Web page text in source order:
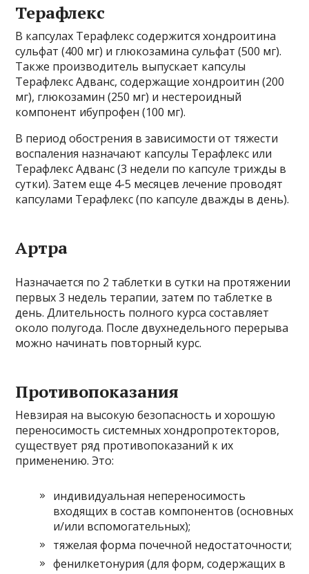
Терафлекс
В капсулах Терафлекс содержится хондроитина
сульфат (400 мг) и глюкозамина сульфат (500 мг).
Также производитель выпускает капсулы
Терафлекс Адванс, содержащие хондроитин (200
мг), глюкозамин (250 мг) и нестероидный
компонент ибупрофен (100 мг).
В период обострения в зависимости от тяжести
воспаления назначают капсулы Терафлекс или
Терафлекс Адванс (3 недели по капсуле трижды в
сутки). Затем еще 4-5 месяцев лечение проводят
капсулами Терафлекс (по капсуле дважды в день).
Артра
Назначается по 2 таблетки в сутки на протяжении
первых 3 недель терапии, затем по таблетке в
день. Длительность полного курса составляет
около полугода. После двухнедельного перерыва
можно начинать повторный курс.
Противопоказания
Невзирая на высокую безопасность и хорошую
переносимость системных хондропротекторов,
существует ряд противопоказаний к их
применению. Это:
индивидуальная непереносимость
входящих в состав компонентов (основных
и/или вспомогательных);
тяжелая форма почечной недостаточности;
фенилкетонурия (для форм, содержащих в